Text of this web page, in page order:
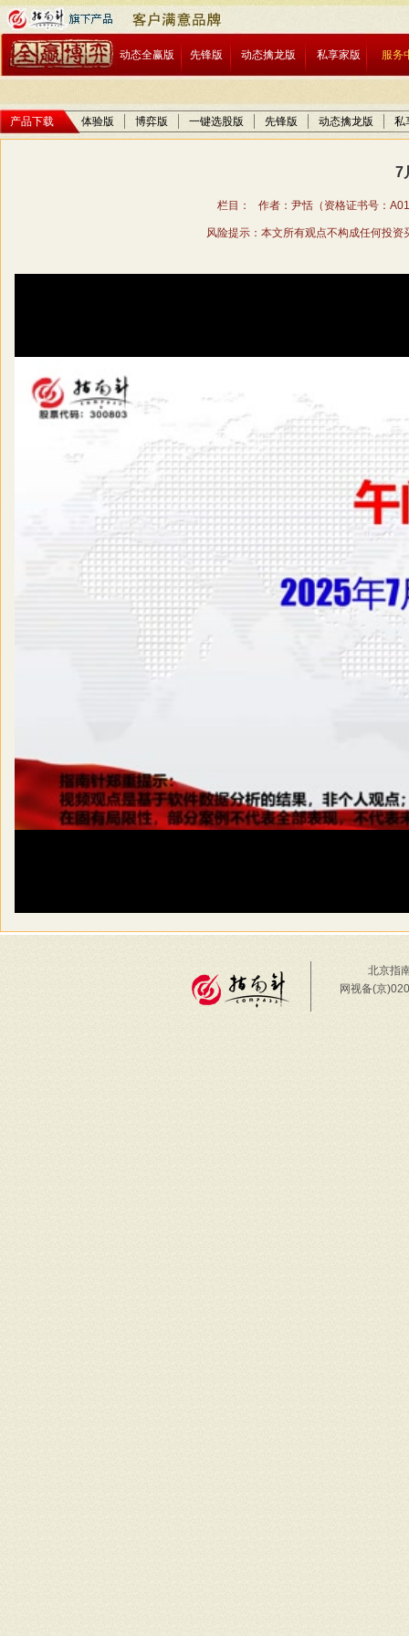
动态全赢版 先锋版 动态擒龙版 私享家版 服务
产品下载 体验版 博弈版 一键选股版 先锋版 动态擒龙版 私
7
栏目： 作者：尹恬（资格证书号：
风险提示：本文所有观点不构成任何投
北京指
网视备(京